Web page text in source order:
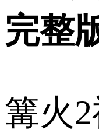
完整
篝火